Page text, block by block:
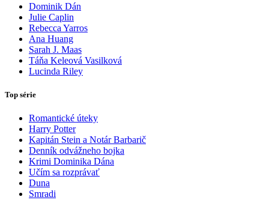
Dominik Dán
Julie Caplin
Rebecca Yarros
Ana Huang
Sarah J. Maas
Táňa Keleová Vasilková
Lucinda Riley
Top série
Romantické úteky
Harry Potter
Kapitán Stein a Notár Barbarič
Denník odvážneho bojka
Krimi Dominika Dána
Učím sa rozprávať
Duna
Smradi